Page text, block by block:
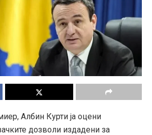
Албин Курти ја оцени
дозволи издадени за